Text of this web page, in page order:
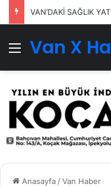
VAN’DAKİ SAĞLIK
Menü
Van X
Anasayfa/Van Haber